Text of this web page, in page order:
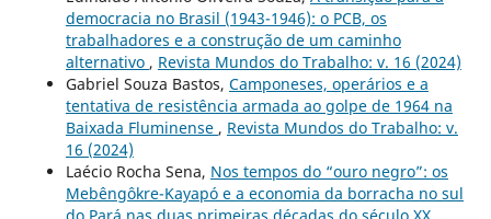
democracia no Brasil (1943-1946): o PCB, os
trabalhadores e a construção de um caminho
alternativo , Revista Mundos do Trabalho: v. 16 (2024)
Gabriel Souza Bastos, Camponeses, operários e a
tentativa de resistência armada ao golpe de 1964 na
Baixada Fluminense , Revista Mundos do Trabalho: v.
16 (2024)
Laécio Rocha Sena, Nos tempos do “ouro negro”: os
Mebêngôkre-Kayapó e a economia da borracha no sul
do Pará nas duas primeiras décadas do século XX. ,